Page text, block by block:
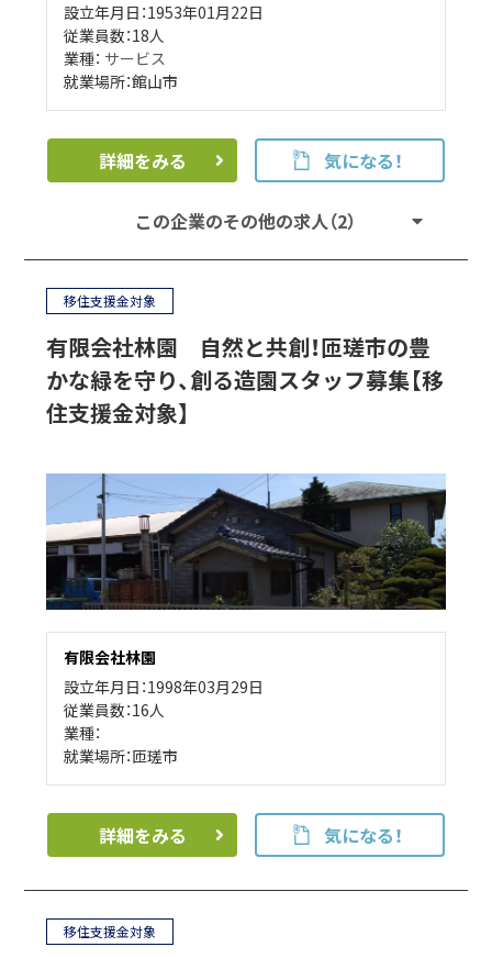
設立年月日：1953年01月22日
従業員数：18人
業種： サービス
就業場所：館山市
詳細をみる 気になる！
この企業のその他の求人（2）
移住支援金対象
有限会社林園 自然と共創！匝瑳市の豊
かな緑を守り、創る造園スタッフ募集【移
住支援金対象】
有限会社林園
設立年月日：1998年03月29日
従業員数：16人
業種：
就業場所：匝瑳市
詳細をみる 気になる！
移住支援金対象